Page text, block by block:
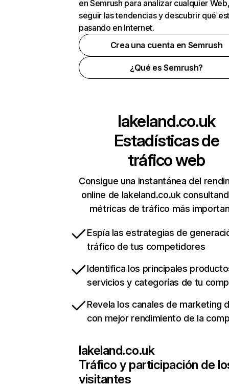
en Semrush para analizar cualquier
seguir las tendencias y descubrir qué
pasando en Internet.
Crea una cuenta en Semrush
¿Qué es Semrush?
lakeland.co.uk
Estadísticas de
tráfico web
Consigue una instantánea del
online de lakeland.co.uk
métricas de tráfico más
Espía las estrategias de
tráfico de tus competidores
Identifica los principales
servicios y categorías de tu
Revela los canales de marketing
con mejor rendimiento de la
lakeland.co.uk
Tráfico y participación de
visitantes